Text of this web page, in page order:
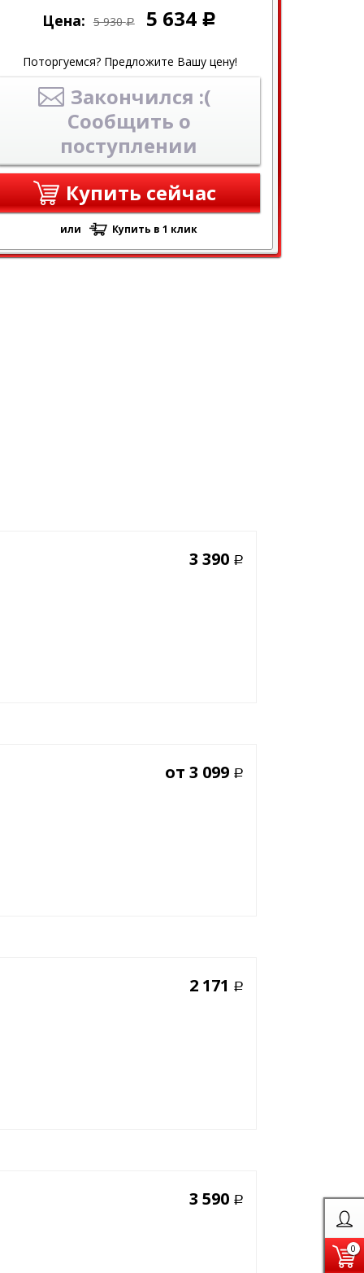
0
Цена: 5 930 Р 5 634 Р
Поторгуемся? Предложите Вашу цену!
Закончился :(
Сообщить о
поступлении
Купить сейчас
или Купить в 1 клик
3 390 Р
от 3 099 Р
2 171 Р
3 590 Р